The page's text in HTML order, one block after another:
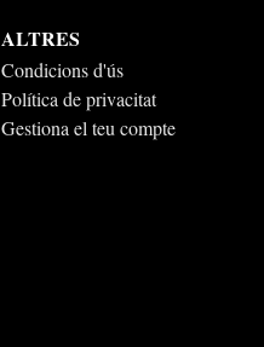
ALTRES
Condicions d'ús
Política de privacitat
Gestiona el teu compte